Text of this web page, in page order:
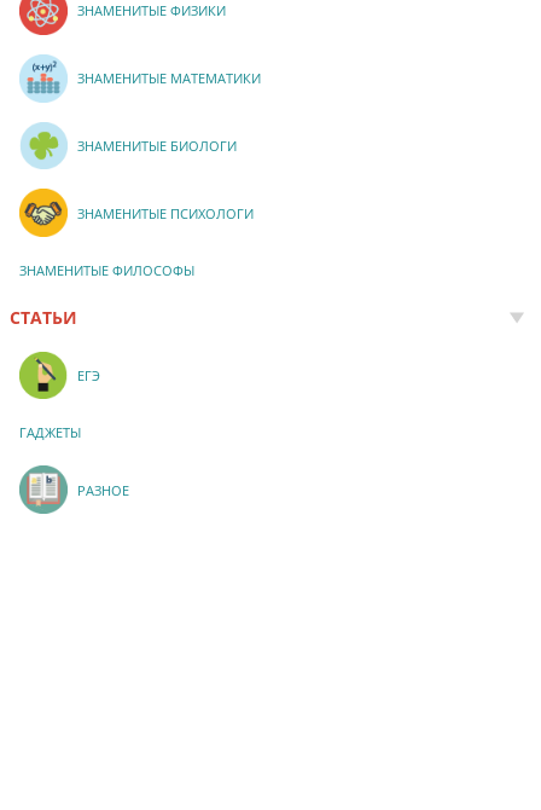
ЗНАМЕНИТЫЕ ФИЗИКИ
ЗНАМЕНИТЫЕ МАТЕМАТИКИ
ЗНАМЕНИТЫЕ БИОЛОГИ
ЗНАМЕНИТЫЕ ПСИХОЛОГИ
ЗНАМЕНИТЫЕ ФИЛОСОФЫ
СТАТЬИ
ЕГЭ
ГАДЖЕТЫ
РАЗНОЕ